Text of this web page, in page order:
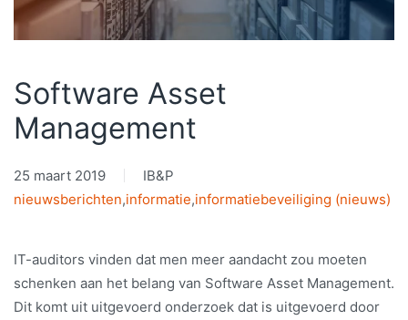
Software Asset
Management
25 maart 2019
IB&P
nieuwsberichten,informatie,informatiebeveiliging (nieuws)
IT-auditors vinden dat men meer aandacht zou moeten
schenken aan het belang van Software Asset Management.
Dit komt uit uitgevoerd onderzoek dat is uitgevoerd door